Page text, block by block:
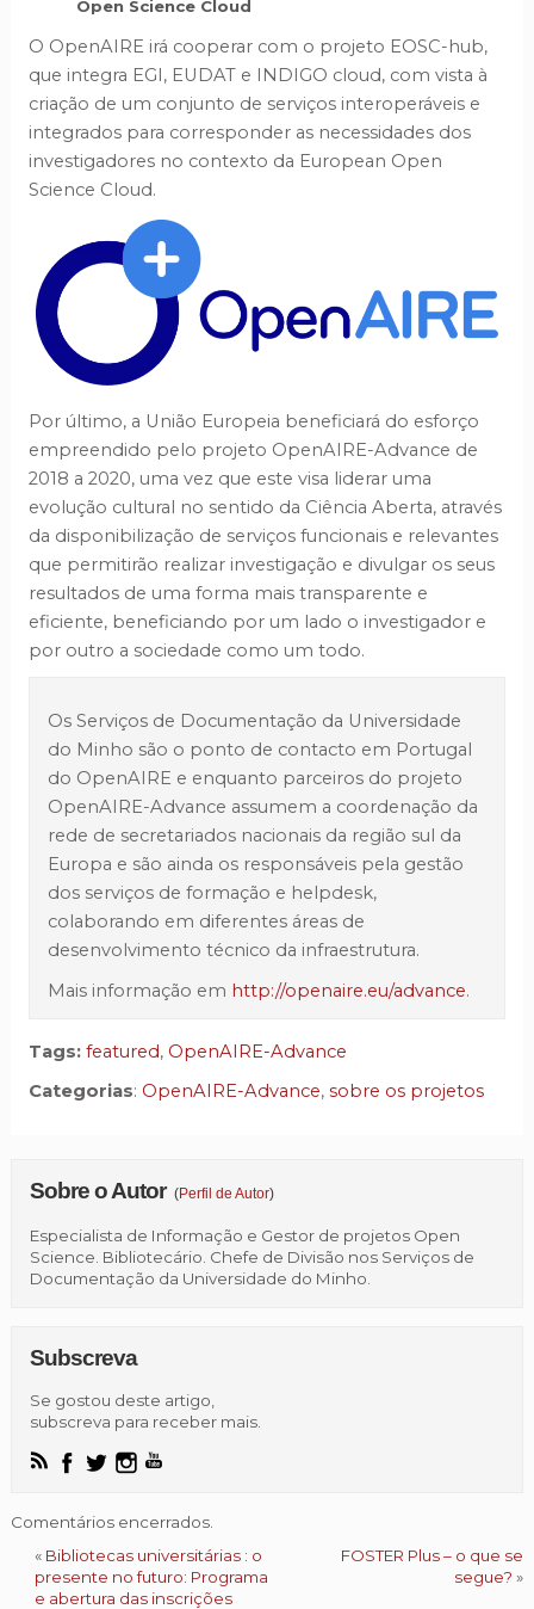
Open Science Cloud
O OpenAIRE irá cooperar com o projeto EOSC-hub,
que integra EGI, EUDAT e INDIGO cloud, com vista à
criação de um conjunto de serviços interoperáveis e
integrados para corresponder as necessidades dos
investigadores no contexto da European Open
Science Cloud.
Por último, a União Europeia beneficiará do esforço
empreendido pelo projeto OpenAIRE-Advance de
2018 a 2020, uma vez que este visa liderar uma
evolução cultural no sentido da Ciência Aberta, através
da disponibilização de serviços funcionais e relevantes
que permitirão realizar investigação e divulgar os seus
resultados de uma forma mais transparente e
eficiente, beneficiando por um lado o investigador e
por outro a sociedade como um todo.
Os Serviços de Documentação da Universidade
do Minho são o ponto de contacto em Portugal
do OpenAIRE e enquanto parceiros do projeto
OpenAIRE-Advance assumem a coordenação da
rede de secretariados nacionais da região sul da
Europa e são ainda os responsáveis pela gestão
dos serviços de formação e helpdesk,
colaborando em diferentes áreas de
desenvolvimento técnico da infraestrutura.
Mais informação em http://openaire.eu/advance.
Tags: featured, OpenAIRE-Advance
Categorias: OpenAIRE-Advance, sobre os projetos
Sobre o Autor (Perfil de Autor)
Especialista de Informação e Gestor de projetos Open
Science. Bibliotecário. Chefe de Divisão nos Serviços de
Documentação da Universidade do Minho.
Subscreva
Se gostou deste artigo,
subscreva para receber mais.
Comentários encerrados.
« Bibliotecas universitárias : o
presente no futuro: Programa
e abertura das inscrições
FOSTER Plus – o que se
segue? »